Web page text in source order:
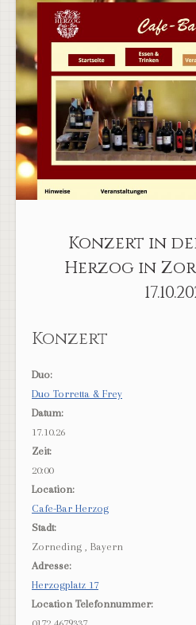
Konzert in
Herzog in
Konzert
Duo:
Duo Torretta & Frey
Datum:
17.10.26
Zeit:
20:00
Location:
Cafe-Bar Herzog
Stadt:
Zorneding , Bayern
Adresse:
Herzogplatz 17
Location Telefonnummer: